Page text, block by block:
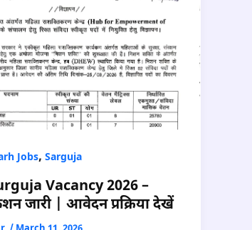
Jobs,Sarguja
Vacancy 2026 –
जारी | आवेदन प्रक्रिया देखें